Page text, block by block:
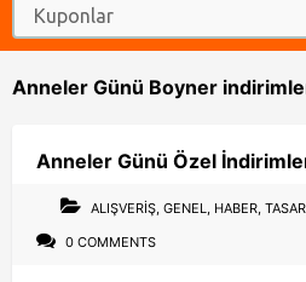
Anneler Günü Boyner
Anneler Günü Özel
ALIŞVERIŞ, GENEL, HABER,
0 COMMENTS